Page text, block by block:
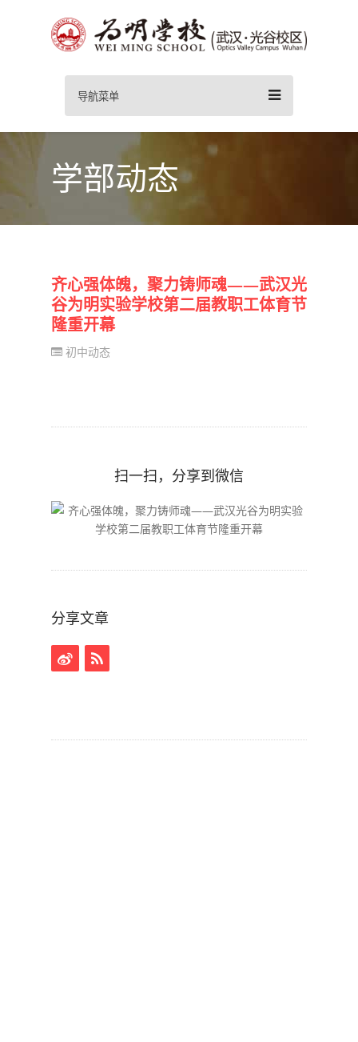
导航菜单
学部动态
齐心强体魄，聚力铸师魂——武汉光
谷为明实验学校第二届教职工体育节
隆重开幕
初中动态
扫一扫，分享到微信
分享文章